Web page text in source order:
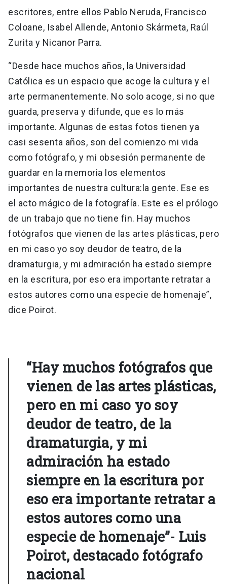
escritores, entre ellos Pablo Neruda, Francisco
Coloane, Isabel Allende, Antonio Skármeta, Raúl
Zurita y Nicanor Parra.
“Desde hace muchos años, la Universidad
Católica es un espacio que acoge la cultura y el
arte permanentemente. No solo acoge, si no que
guarda, preserva y difunde, que es lo más
importante. Algunas de estas fotos tienen ya
casi sesenta años, son del comienzo mi vida
como fotógrafo, y mi obsesión permanente de
guardar en la memoria los elementos
importantes de nuestra cultura:la gente. Ese es
el acto mágico de la fotografía. Este es el prólogo
de un trabajo que no tiene fin. Hay muchos
fotógrafos que vienen de las artes plásticas, pero
en mi caso yo soy deudor de teatro, de la
dramaturgia, y mi admiración ha estado siempre
en la escritura, por eso era importante retratar a
estos autores como una especie de homenaje”,
dice Poirot.
“Hay muchos fotógrafos que
vienen de las artes plásticas,
pero en mi caso yo soy
deudor de teatro, de la
dramaturgia, y mi
admiración ha estado
siempre en la escritura por
eso era importante retratar a
estos autores como una
especie de homenaje”- Luis
Poirot, destacado fotógrafo
nacional